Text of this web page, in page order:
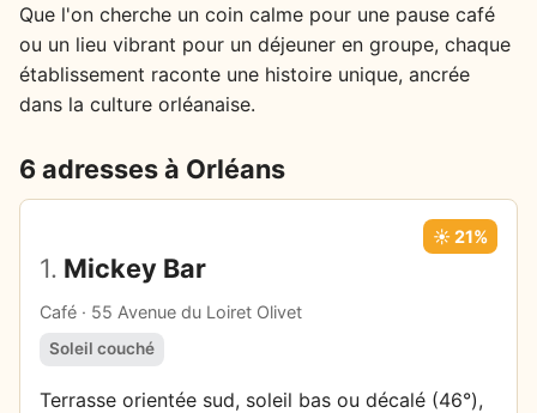
Que l'on cherche un coin calme pour une pause café
ou un lieu vibrant pour un déjeuner en groupe, chaque
établissement raconte une histoire unique, ancrée
dans la culture orléanaise.
6 adresses à Orléans
1. Mickey Bar
Café · 55 Avenue du Loiret Olivet
☀️ 21%
Soleil couché
Terrasse orientée sud, soleil bas ou décalé (46°),